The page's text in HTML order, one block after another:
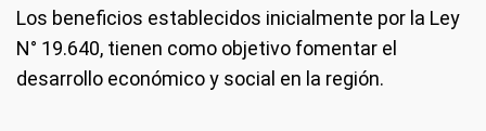
Los beneficios establecidos inicialmente por la Ley
N° 19.640, tienen como objetivo fomentar el
desarrollo económico y social en la región.